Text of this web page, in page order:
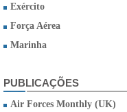
Exército
Força Aérea
Marinha
PUBLICAÇÕES
Air Forces Monthly (UK)